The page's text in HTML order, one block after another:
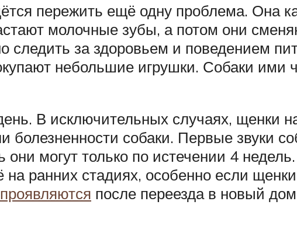
пережить ещё одну проблема. Она
молочные зубы, а потом они
следить за здоровьем и поведением
небольшие игрушки. Собаки ими
В исключительных случаях, щенки
болезненности собаки. Первые звуки
могут только по истечении 4
ранних стадиях, особенно если
после переезда в новый